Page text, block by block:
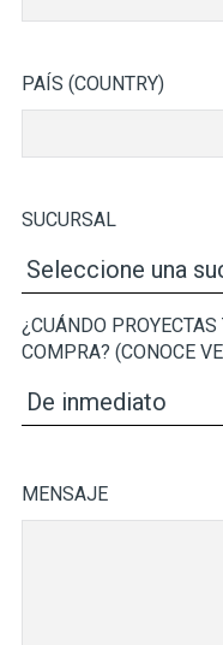
PAÍS (COUNTRY)
SUCURSAL
¿CUÁNDO
COMPRA? (CONOCE
MENSAJE